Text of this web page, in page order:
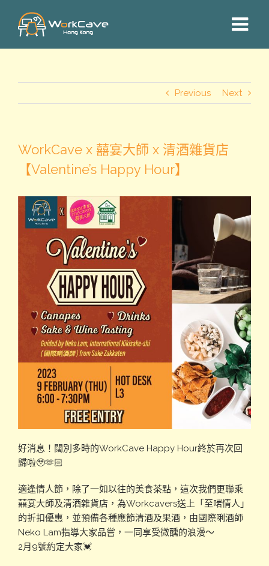
content
Previous Next
WorkCave x 囍宴大師 x 清酒雜貨店
【Valentine’s Happy Hour】
好消息！闊別多時的WorkCave Happy Hour終於再次回
歸啦🥹🫶🏻
適逢情人節，除了一如以往的美食茶點，這次我們更聯乘
囍宴大師及清酒雜貨店，為Workcavers送上「至啱情人」
的折扣優惠，並預備各種應節清酒及果酒，由國際唎酒師
Neko Lam指導大家品嘗，一同享受微醺的浪漫～
2月9號約定大家💓